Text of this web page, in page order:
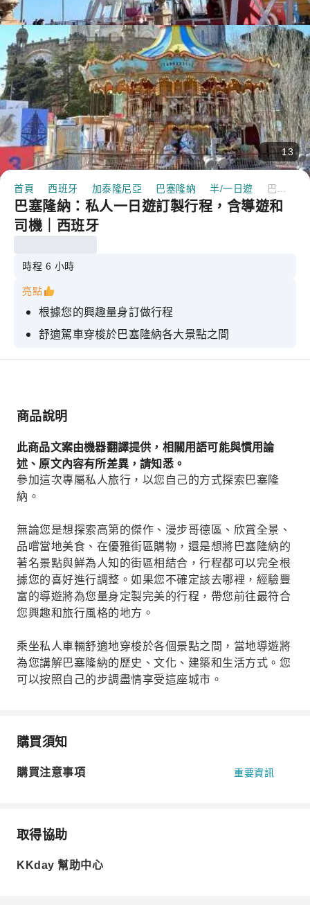
13
首頁 西班牙 加泰隆尼亞 巴塞隆納 半/一日遊
巴塞隆納：私人一日遊訂製行程，含導遊和
司機｜西班牙
時程 6 小時
亮點
根據您的興趣量身訂做行程
舒適駕車穿梭於巴塞隆納各大景點之間
探索高第最著名的建築傑作
商品說明
此商品文案由機器翻譯提供，相關用語可能與慣用論
述、原文內容有所差異，請知悉。
參加這次專屬私人旅行，以您自己的方式探索巴塞隆
納。
無論您是想探索高第的傑作、漫步哥德區、欣賞全景、
品嚐當地美食、在優雅街區購物，還是想將巴塞隆納的
著名景點與鮮為人知的街區相結合，行程都可以完全根
據您的喜好進行調整。如果您不確定該去哪裡，經驗豐
富的導遊將為您量身定製完美的行程，帶您前往最符合
您興趣和旅行風格的地方。
乘坐私人車輛舒適地穿梭於各個景點之間，當地導遊將
為您講解巴塞隆納的歷史、文化、建築和生活方式。您
可以按照自己的步調盡情享受這座城市。
購買須知
購買注意事項 重要資訊
取得協助
KKday 幫助中心